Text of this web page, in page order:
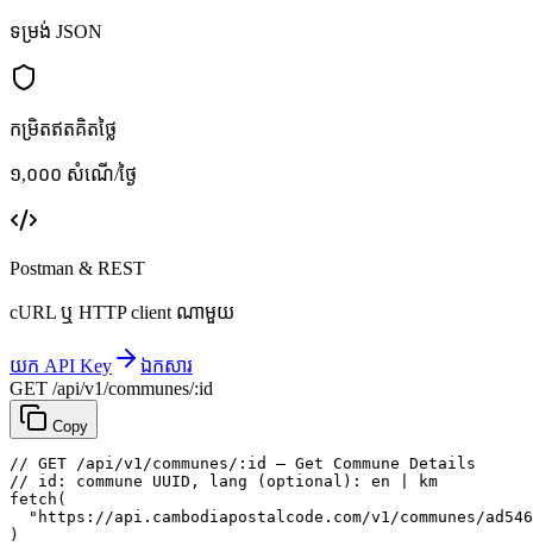
ទម្រង់ JSON
កម្រិតឥតគិតថ្លៃ
១,០០០ សំណើ/ថ្ងៃ
Postman & REST
cURL ឬ HTTP client ណាមួយ
យក API Key
ឯកសារ
GET /api/v1/communes/:id
Copy
// GET /api/v1/communes/:id — Get Commune Details
// id: commune UUID, lang (optional): en | km
fetch (
"https://api.cambodiapostalcode.com/v1/communes/
)